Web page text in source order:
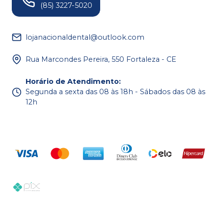
(85) 3227-5020
lojanacionaldental@outlook.com
Rua Marcondes Pereira, 550 Fortaleza - CE
Horário de Atendimento:
Segunda a sexta das 08 às 18h - Sábados das 08 às
12h